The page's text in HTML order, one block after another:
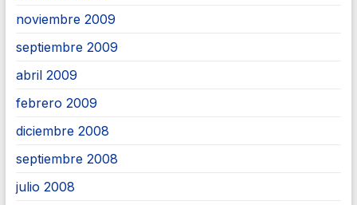
noviembre 2009
septiembre 2009
abril 2009
febrero 2009
diciembre 2008
septiembre 2008
julio 2008